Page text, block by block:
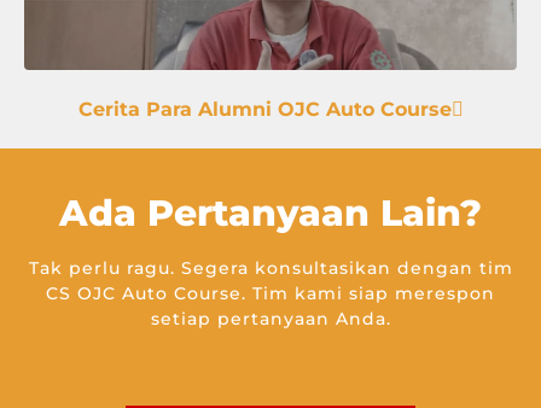
Cerita Para Alumni OJC Auto Course
Ada Pertanyaan Lain?
Tak perlu ragu. Segera konsultasikan dengan tim
CS OJC Auto Course. Tim kami siap merespon
setiap pertanyaan Anda.